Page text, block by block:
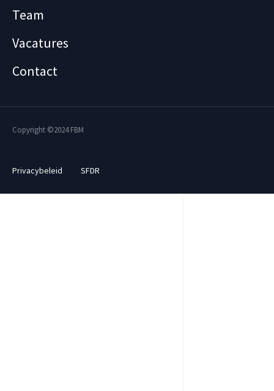
Team
Vacatures
Contact
Copyright ©2024 FBM
Privacybeleid SFDR